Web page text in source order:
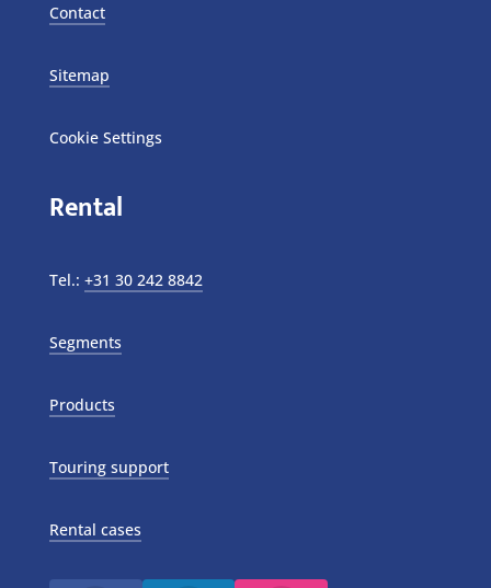
Contact
Sitemap
Cookie Settings
Rental
Tel.: +31 30 242 8842
Segments
Products
Touring support
Rental cases